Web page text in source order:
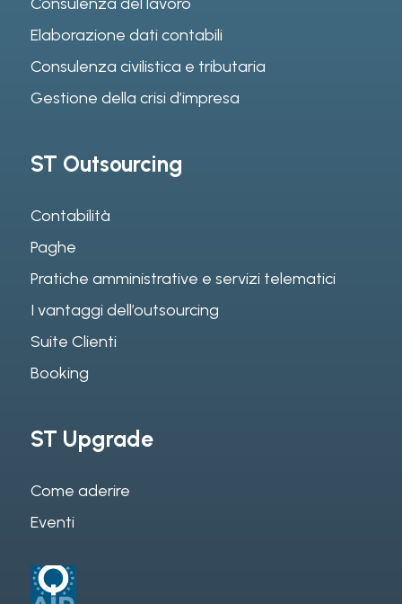
Elaborazione dati contabili
Consulenza civilistica e tributaria
Gestione della crisi d’impresa
ST Outsourcing
Contabilità
Paghe
Pratiche amministrative e servizi telematici
I vantaggi dell’outsourcing
Suite Clienti
Booking
ST Upgrade
Come aderire
Eventi